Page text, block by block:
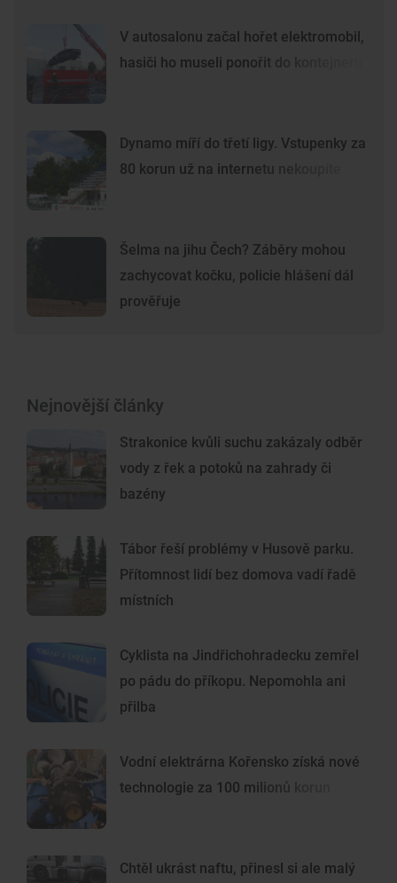
V autosalonu začal hořet elektromobil,
hasiči ho museli ponořit do kontejneru
Dynamo míří do třetí ligy. Vstupenky za
80 korun už na internetu nekoupíte
Šelma na jihu Čech? Záběry mohou
zachycovat kočku, policie hlášení dál
prověřuje
Nejnovější články
Strakonice kvůli suchu zakázaly odběr
vody z řek a potoků na zahrady či
bazény
Tábor řeší problémy v Husově parku.
Přítomnost lidí bez domova vadí řadě
místních
Cyklista na Jindřichohradecku zemřel
po pádu do příkopu. Nepomohla ani
přilba
Vodní elektrárna Kořensko získá nové
technologie za 100 milionů korun
Chtěl ukrást naftu, přinesl si ale malý